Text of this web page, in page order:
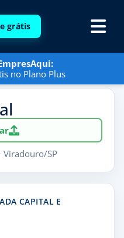
grátis
no Plano Plus
Viradouro/SP
CAPITAL E